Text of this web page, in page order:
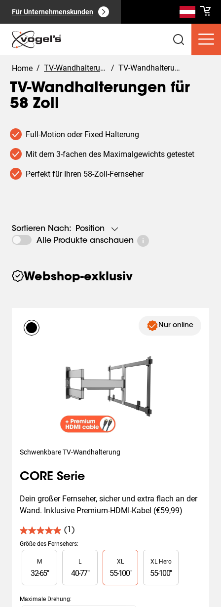
Für Unternehmenskunden
Verbraucherprodukte
Home / TV-Wandhalterungen / TV-Wandhalterungen für 58 Zoll
TV-Wandhalterungen für
58 Zoll
Full-Motion oder Fixed Halterung
Mit dem 3-fachen des Maximalgewichts getestet
Perfekt für Ihren 58-Zoll-Fernseher
Sortieren Nach:
Position
Alle Produkte anschauen
Webshop-exklusiv
Nur online
Schwenkbare TV-Wandhalterung
CORE Serie
Dein großer Fernseher, sicher und extra flach an der
Wand. Inklusive Premium-HDMI-Kabel (€59,99)
(1)
5.0
von
5
Sternen.
Bewertung
Größe des Fernsehers:
Slide 1 of 4
M
32-65"
L
40-77"
XL
55-100"
XL Hero
55-100"
Maximale Drehung: